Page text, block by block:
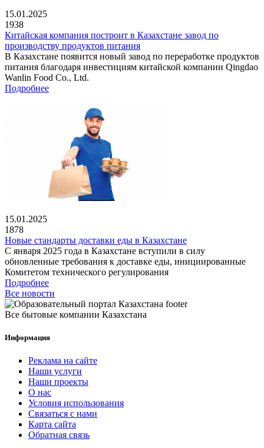
15.01.2025
1938
Китайская компания построит в Казахстане завод по
производству продуктов питания
В Казахстане появится новый завод по переработке продуктов
питания благодаря инвестициям китайской компании Qingdao
Wanlin Food Co., Ltd.
Подробнее
15.01.2025
1878
Новые стандарты доставки еды в Казахстане
С января 2025 года в Казахстане вступили в силу
обновленные требования к доставке еды, инициированные
Комитетом технического регулирования
Подробнее
Все новости
Все бытовые компании Казахстана
Информация
Реклама на сайте
Наши услуги
Наши проекты
О нас
Условия использования
Связаться с нами
Карта сайта
Обратная связь